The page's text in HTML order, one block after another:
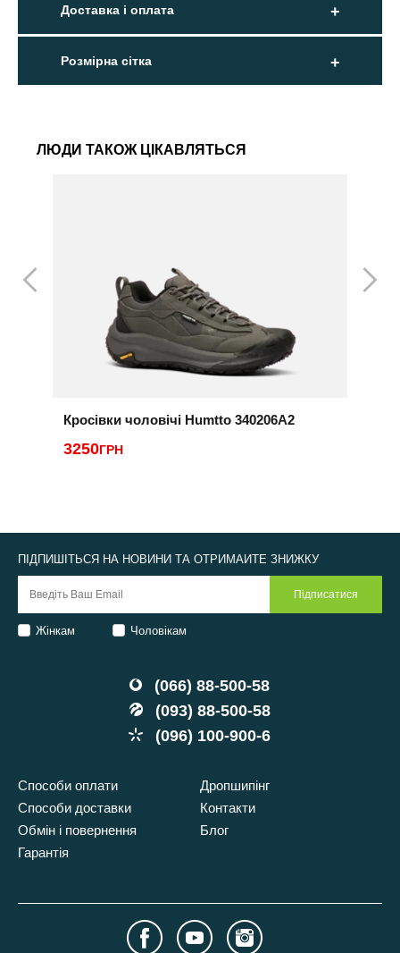
Доставка і оплата
Розмірна сітка
ЛЮДИ ТАКОЖ ЦІКАВЛЯТЬСЯ
Кросівки чоловічі Humtto 340206A2
3250ГРН
(066) 88-500-58
(093) 88-500-58
(096) 100-900-6
Способи оплати
Способи доставки
Обмін і повернення
Гарантія
Дропшипінг
Контакти
Блог
ПІДПИШІТЬСЯ НА НОВИНИ ТА ОТРИМАЙТЕ ЗНИЖКУ
Жінкам Чоловікам